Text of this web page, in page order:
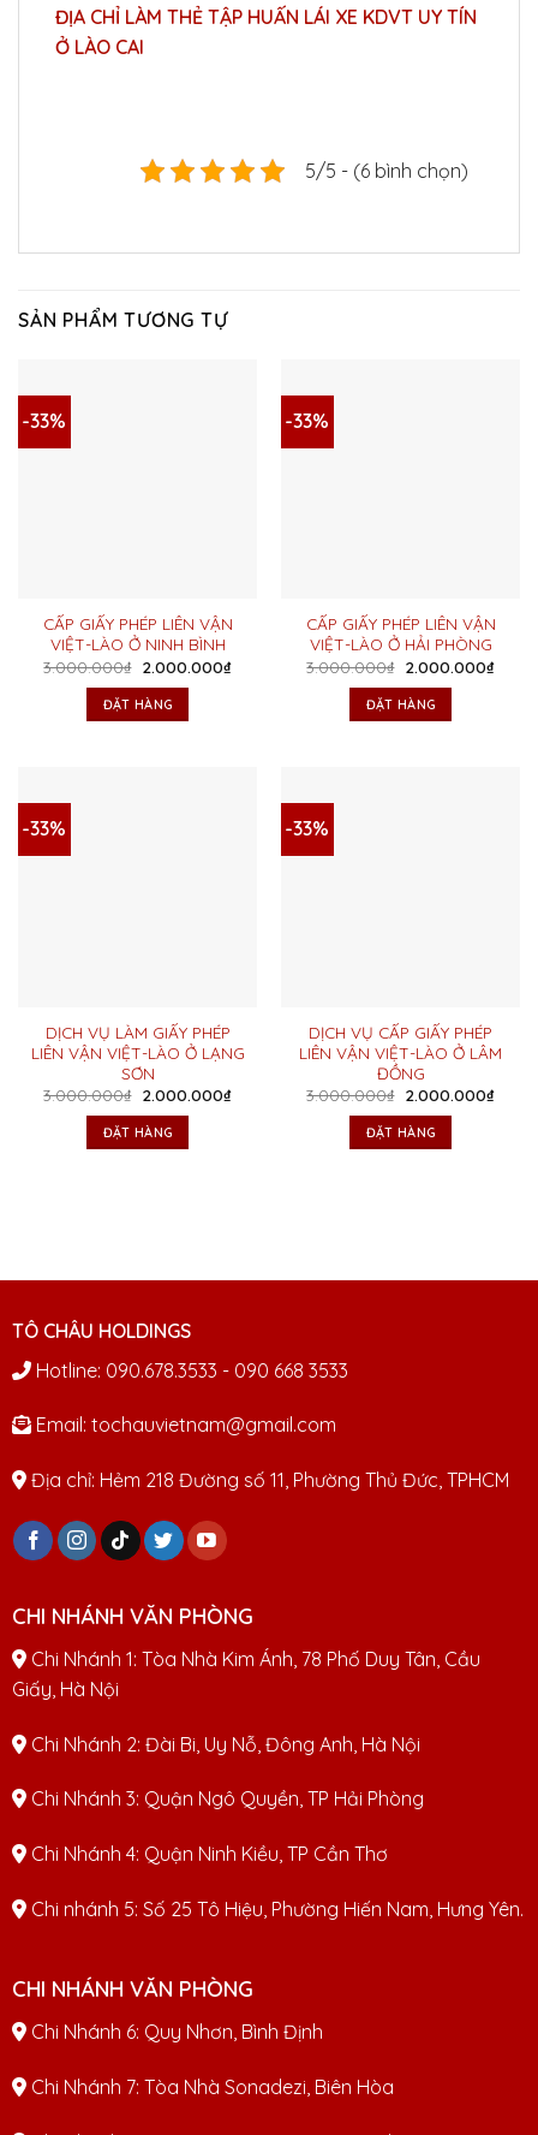
ĐỊA CHỈ LÀM THẺ TẬP HUẤN LÁI XE KDVT UY TÍN
Ở LÀO CAI
5/5 - (6 bình chọn)
SẢN PHẨM TƯƠNG TỰ
-33%
CẤP GIẤY PHÉP LIÊN VẬN
VIỆT-LÀO Ở NINH BÌNH
3.000.000₫ Giá
là:
3.000.000₫.
2.000.000₫Giá
ĐẶT HÀNG
-33%
CẤP GIẤY PHÉP LIÊN VẬN
VIỆT-LÀO Ở HẢI PHÒNG
3.000.000₫ Giá
là:
3.000.000₫.
2.000.000₫Giá
ĐẶT HÀNG
-33%
DỊCH VỤ LÀM GIẤY PHÉP
LIÊN VẬN VIỆT-LÀO Ở LẠNG
SƠN
3.000.000₫ Giá
là:
3.000.000₫.
2.000.000₫Giá
ĐẶT HÀNG
-33%
DỊCH VỤ CẤP GIẤY PHÉP
LIÊN VẬN VIỆT-LÀO Ở LÂM
ĐỒNG
3.000.000₫ Giá
là:
3.000.000₫.
2.000.000₫Giá
ĐẶT HÀNG
TÔ CHÂU HOLDINGS
Hotline: 090.678.3533 - 090 668 3533
Email: tochauvietnam@gmail.com
Địa chỉ: Hẻm 218 Đường số 11, Phường Thủ Đức, TPHCM
CHI NHÁNH VĂN PHÒNG
Chi Nhánh 1: Tòa Nhà Kim Ánh, 78 Phố Duy Tân, Cầu
Giấy, Hà Nội
Chi Nhánh 2: Đài Bi, Uy Nỗ, Đông Anh, Hà Nội
Chi Nhánh 3: Quận Ngô Quyền, TP Hải Phòng
Chi Nhánh 4: Quận Ninh Kiều, TP Cần Thơ
Chi nhánh 5: Số 25 Tô Hiệu, Phường Hiến Nam, Hưng Yên.
CHI NHÁNH VĂN PHÒNG
Chi Nhánh 6: Quy Nhơn, Bình Định
Chi Nhánh 7: Tòa Nhà Sonadezi, Biên Hòa